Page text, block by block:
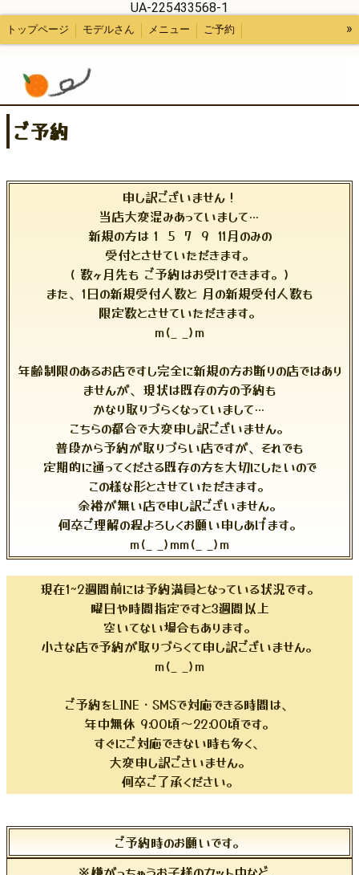
UA-225433568-1
トップページ モデルさん メニュー ご予約 »
ご予約
申し訳ございません！
当店大変混みあっていまして…
新規の方は 1 5 7 9 11月のみの
受付とさせていただきます。
( 数ヶ月先も ご予約はお受けできます。)
また、1日の新規受付人数と 月の新規受付人数も
限定数とさせていただきます。
m(_ _)m
年齢制限のあるお店ですし完全に新規の方お断りの店ではあり
ませんが、現状は既存の方の予約も
かなり取りづらくなっていまして…
こちらの都合で大変申し訳ございません。
普段から予約が取りづらい店ですが、それでも
定期的に通ってくださる既存の方を大切にしたいので
この様な形とさせていただきます。
余裕が無い店で申し訳ございません。
何卒ご理解の程よろしくお願い申しあげます。
m(_ _)mm(_ _)m
現在1~2週間前には予約満員となっている状況です。
曜日や時間指定ですと3週間以上
空いてない場合もあります。
小さな店で予約が取りづらくて申し訳ございません。
m(_ _)m
ご予約をLINE・SMSで対応できる時間は、
年中無休 9:00頃〜22:00頃です。
すぐにご対応できない時も多く、
大変申し訳ごさいません。
何卒ご了承ください。
ご予約時のお願いです。